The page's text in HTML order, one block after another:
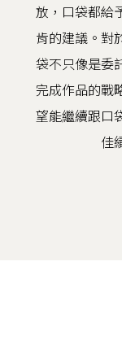
放，口袋都給
肯的建議。對
袋不只像是委
完成作品的戰
望能繼續跟口
佳績